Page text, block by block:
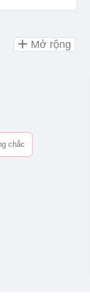
chắc
Mở rộng